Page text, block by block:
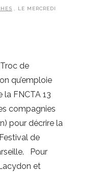
, LE MERCREDI
de
qu’emploie
la FNCTA 13
compagnies
pour décrire la
de
Pour
et